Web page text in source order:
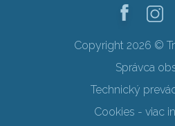
Copyright 2026 ©
Správca
Technický
Cookies - viac